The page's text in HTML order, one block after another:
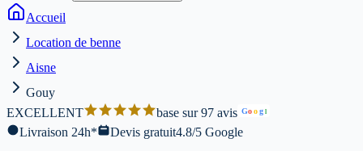
Accueil
Location de benne
Aisne
Gouy
EXCELLENT
base sur 97 avis Goog l
Livraison 24h* Devis gratuit4.8/5 Google